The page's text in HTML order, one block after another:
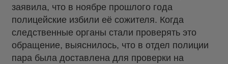
заявила, что в ноябре прошлого года
полицейские избили её сожителя. Когда
следственные органы стали проверять это
обращение, выяснилось, что в отдел полиции
пара была доставлена для проверки на